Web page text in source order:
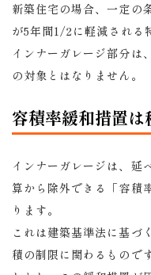
新築住宅の場合、一定の
が5年間1/2に軽減される
インナーガレージ部分は
の対象とはなりません。
容積率緩和措置
インナーガレージは、延
算から除外できる「容積
ります。
これは建築基準法に基づ
積の制限に関わるものです